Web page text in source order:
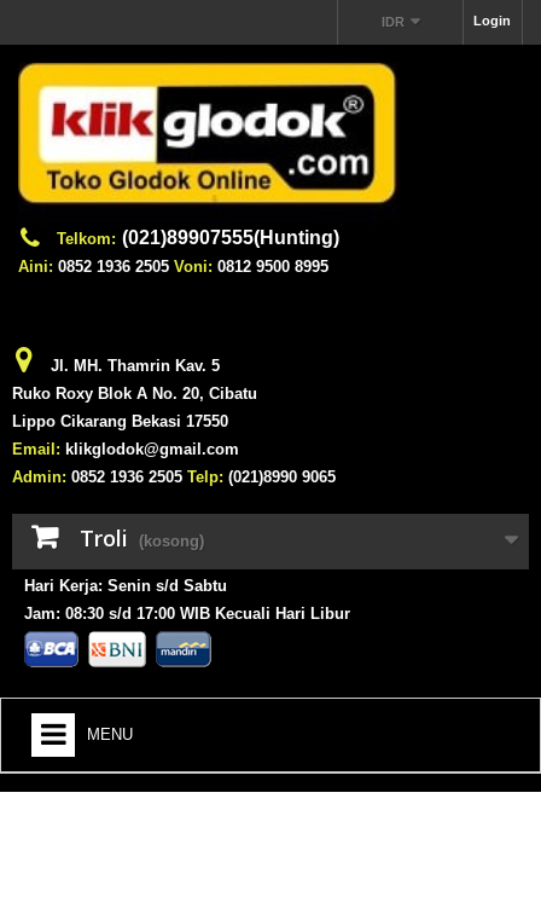
Login
IDR
Telkom: (021)89907555(Hunting)
Aini: 0852 1936 2505 Voni: 0812 9500 8995
Jl. MH. Thamrin Kav. 5
Ruko Roxy Blok A No. 20, Cibatu
Lippo Cikarang Bekasi 17550
Email: klikglodok@gmail.com
Admin: 0852 1936 2505 Telp: (021)8990 9065
Troli (kosong)
Hari Kerja: Senin s/d Sabtu
Jam: 08:30 s/d 17:00 WIB Kecuali Hari Libur
MENU